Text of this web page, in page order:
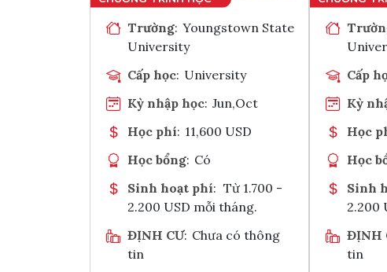
Trường: Youngstown State
University
Cấp học: University
Kỳ nhập học: Jun,Oct
Học phí: 11,600 USD
Học bổng: Có
Sinh hoạt phí: Từ 1.700 -
2.200 USD mỗi tháng.
ĐỊNH CƯ: Chưa có thông
tin
Cấp
Kỳ
Học
Học
Sinh
2.200
ĐỊNH
tin